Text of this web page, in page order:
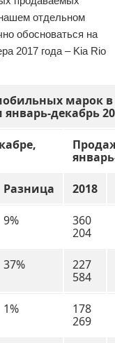
отдельном
обосноваться на
2017 года – Kia Rio
марок в
декабрь
Разница 2018
9%
360
204
37%
227
584
1%
178
269